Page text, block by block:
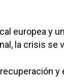
europea y
la crisis se